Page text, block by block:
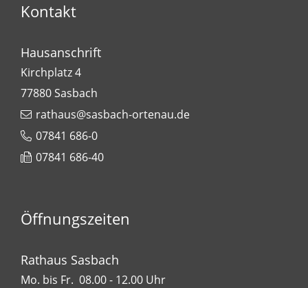
Kontakt
Hausanschrift
Kirchplatz 4
77880Sasbach
rathaus@sasbach-ortenau.de
07841 686-0
07841 686-40
Öffnungszeiten
Rathaus Sasbach
Mo. bis Fr. 08.00 - 12.00 Uhr